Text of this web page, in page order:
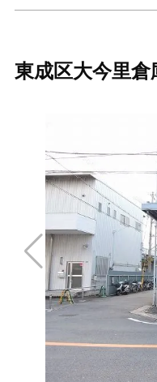
東成区大今里倉